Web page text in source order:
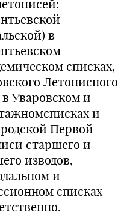
в
списках,
Летописного
в Уваровском и
и
Первой
старшего и
изводов,
и
списках